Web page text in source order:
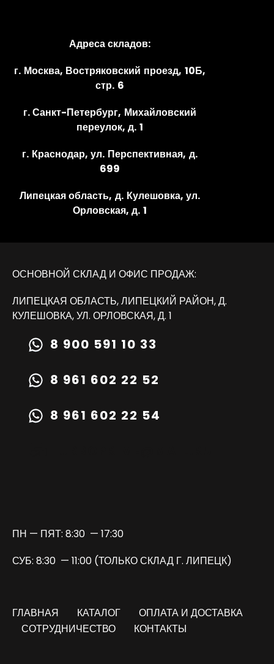
Адреса складов:
г. Москва, Востряковский проезд, 10Б,
стр. 6
г. Санкт-Петербург, Михайловский
переулок, д. 1
г. Краснодар, ул. Перспективная, д.
699
Липецкая область, д. Кулешовка, ул.
Орловская, д. 1
ОСНОВНОЙ СКЛАД И ОФИС ПРОДАЖ:
ЛИПЕЦКАЯ ОБЛАСТЬ, ЛИПЕЦКИЙ РАЙОН, Д.
КУЛЕШОВКА, УЛ. ОРЛОВСКАЯ, Д. 1
8 900 591 10 33
8 961 602 22 52
8 961 602 22 54
ПН — ПЯТ: 8:30 — 17:30
СУБ: 8:30 — 11:00 (ТОЛЬКО СКЛАД Г. ЛИПЕЦК)
ГЛАВНАЯ КАТАЛОГ
ОПЛАТА И ДОСТАВКА
СОТРУДНИЧЕСТВО
КОНТАКТЫ